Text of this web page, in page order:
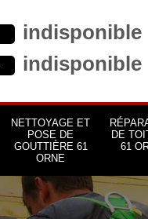
indisponible
indisponible
NETTOYAGE ET
POSE DE
GOUTTIÈRE 61
ORNE
DE
61